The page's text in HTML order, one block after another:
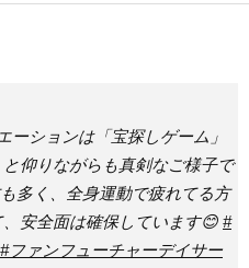
ーションは「宝探しゲーム」
仰りながらも真剣なご様子で
多く、全身運動で疲れてる方
安全面は確保しています😊 #
#ファンフューチャーデイサー